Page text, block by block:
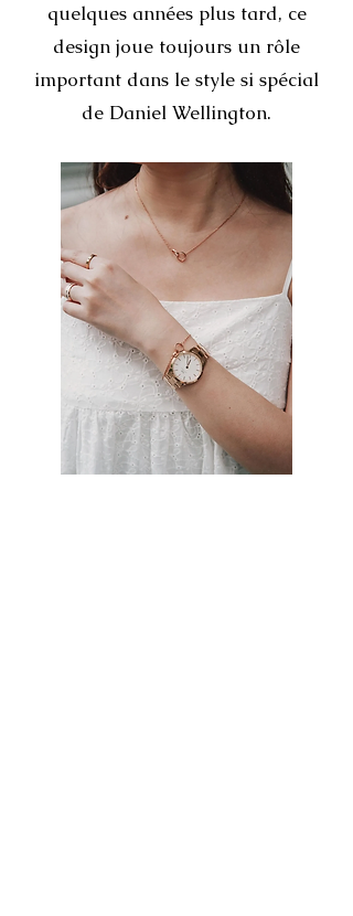
quelques années plus tard, ce
design joue toujours un rôle
important dans le style si spécial
de Daniel Wellington.